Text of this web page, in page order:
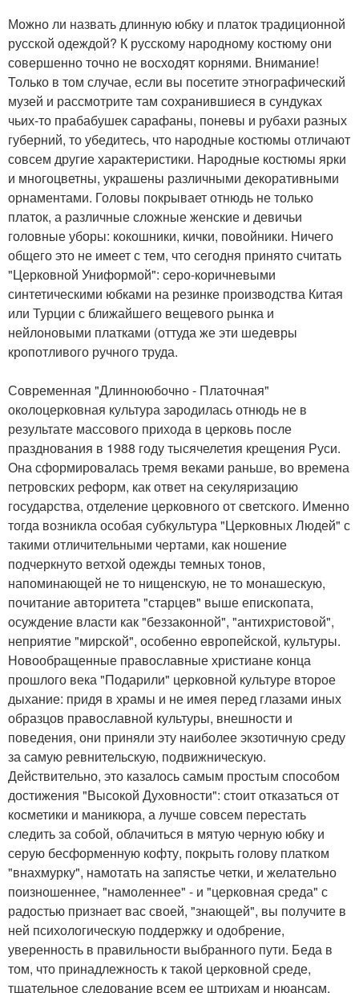
Можно ли назвать длинную юбку и платок традиционной
русской одеждой? К русскому народному костюму они
совершенно точно не восходят корнями. Внимание!
Только в том случае, если вы посетите этнографический
музей и рассмотрите там сохранившиеся в сундуках
чьих-то прабабушек сарафаны, поневы и рубахи разных
губерний, то убедитесь, что народные костюмы отличают
совсем другие характеристики. Народные костюмы ярки
и многоцветны, украшены различными декоративными
орнаментами. Головы покрывает отнюдь не только
платок, а различные сложные женские и девичьи
головные уборы: кокошники, кички, повойники. Ничего
общего это не имеет с тем, что сегодня принято считать
"Церковной Униформой": серо-коричневыми
синтетическими юбками на резинке производства Китая
или Турции с ближайшего вещевого рынка и
нейлоновыми платками (оттуда же эти шедевры
кропотливого ручного труда.
Современная "Длинноюбочно - Платочная"
околоцерковная культура зародилась отнюдь не в
результате массового прихода в церковь после
празднования в 1988 году тысячелетия крещения Руси.
Она сформировалась тремя веками раньше, во времена
петровских реформ, как ответ на секуляризацию
государства, отделение церковного от светского. Именно
тогда возникла особая субкультура "Церковных Людей" с
такими отличительными чертами, как ношение
подчеркнуто ветхой одежды темных тонов,
напоминающей не то нищенскую, не то монашескую,
почитание авторитета "старцев" выше епископата,
осуждение власти как "беззаконной", "антихристовой",
неприятие "мирской", особенно европейской, культуры.
Новообращенные православные христиане конца
прошлого века "Подарили" церковной культуре второе
дыхание: придя в храмы и не имея перед глазами иных
образцов православной культуры, внешности и
поведения, они приняли эту наиболее экзотичную среду
за самую ревнительскую, подвижническую.
Действительно, это казалось самым простым способом
достижения "Высокой Духовности": стоит отказаться от
косметики и маникюра, а лучше совсем перестать
следить за собой, облачиться в мятую черную юбку и
серую бесформенную кофту, покрыть голову платком
"внахмурку", намотать на запястье четки, и желательно
поизношеннее, "намоленнее" - и "церковная среда" с
радостью признает вас своей, "знающей", вы получите в
ней психологическую поддержку и одобрение,
уверенность в правильности выбранного пути. Беда в
том, что принадлежность к такой церковной среде,
тщательное следование всем ее штрихам и нюансам,